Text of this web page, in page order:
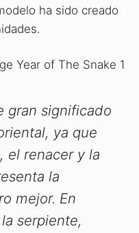
ha sido creado
gran significado
ya que
el renacer y la
la
mejor. En
serpiente,